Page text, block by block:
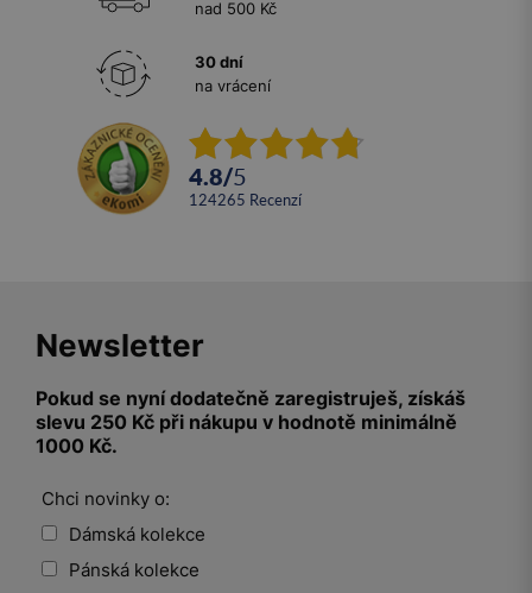
nad 500 Kč
30 dní
na vrácení
4.8/5
124265 recenzí
Newsletter
Pokud se nyní dodatečně zaregistruješ, získáš
slevu 250 Kč při nákupu v hodnotě minimálně
1000 Kč.
Chci novinky o:
Dámská kolekce
Pánská kolekce